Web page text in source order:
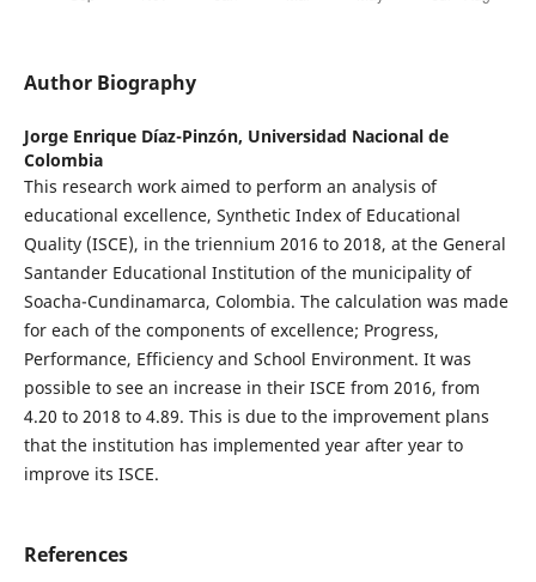
Author Biography
Jorge Enrique Díaz-Pinzón, Universidad Nacional de
Colombia
This research work aimed to perform an analysis of
educational excellence, Synthetic Index of Educational
Quality (ISCE), in the triennium 2016 to 2018, at the General
Santander Educational Institution of the municipality of
Soacha-Cundinamarca, Colombia. The calculation was made
for each of the components of excellence; Progress,
Performance, Efficiency and School Environment. It was
possible to see an increase in their ISCE from 2016, from
4.20 to 2018 to 4.89. This is due to the improvement plans
that the institution has implemented year after year to
improve its ISCE.
References